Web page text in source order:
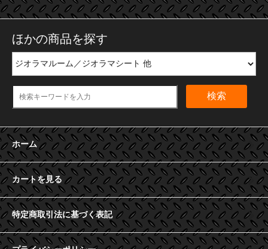
ほかの商品を探す
検索
ホーム
カートを見る
特定商取引法に基づく表記